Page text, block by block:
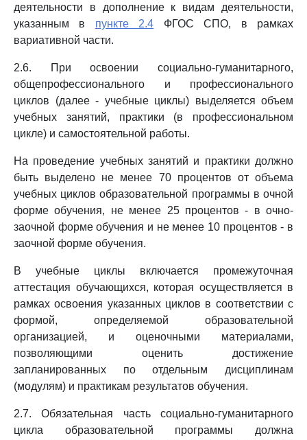
деятельности в дополнение к видам деятельности,
указанным в пункте 2.4 ФГОС СПО, в рамках
вариативной части.
2.6. При освоении социально-гуманитарного,
общепрофессионального и профессионального
циклов (далее - учебные циклы) выделяется объем
учебных занятий, практики (в профессиональном
цикле) и самостоятельной работы.
На проведение учебных занятий и практики должно
быть выделено не менее 70 процентов от объема
учебных циклов образовательной программы в очной
форме обучения, не менее 25 процентов - в очно-
заочной форме обучения и не менее 10 процентов - в
заочной форме обучения.
В учебные циклы включается промежуточная
аттестация обучающихся, которая осуществляется в
рамках освоения указанных циклов в соответствии с
формой, определяемой образовательной
организацией, и оценочными материалами,
позволяющими оценить достижение
запланированных по отдельным дисциплинам
(модулям) и практикам результатов обучения.
2.7. Обязательная часть социально-гуманитарного
цикла образовательной программы должна